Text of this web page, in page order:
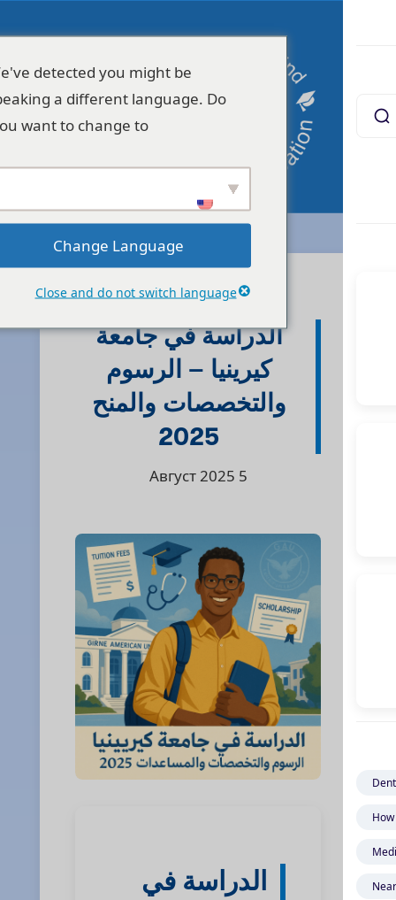
UNIVERSITY
الدراسة في جامعة
كيرينيا – الرسوم
والتخصصات والمنح
2025
الدراسة في
We've detected you might be
speaking a different language. Do
you want to change to:
Change Language
Close and do not switch language